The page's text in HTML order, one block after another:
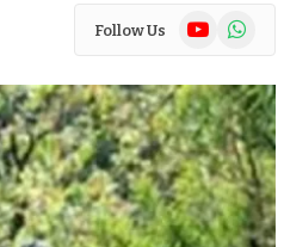
Follow Us YouTube